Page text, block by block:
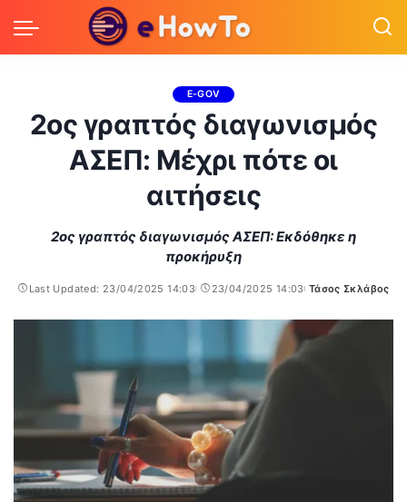
E-GOV
2ος γραπτός διαγωνισμός
ΑΣΕΠ: Μέχρι πότε οι
αιτήσεις
2ος γραπτός διαγωνισμός ΑΣΕΠ: Εκδόθηκε η
προκήρυξη
Last Updated: 23/04/2025 14:03 23/04/2025 14:03
Posted
Τάσος Σκλάβος